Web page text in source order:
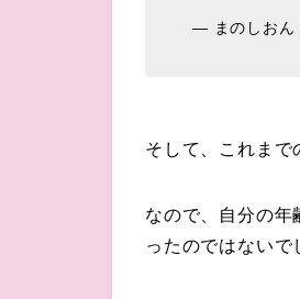
— まのしおん
そして、これまで
なので、自分の年
ったのではないで